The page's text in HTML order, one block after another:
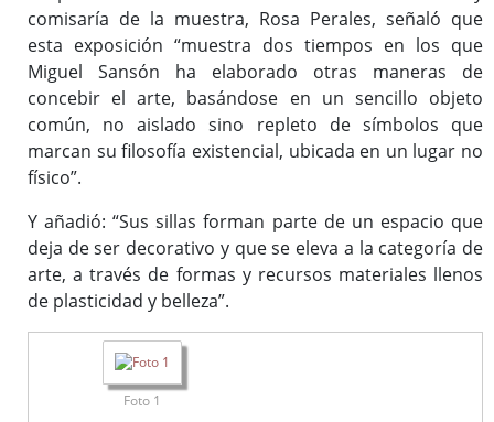
comisaría de la muestra, Rosa Perales, señaló que
esta exposición “muestra dos tiempos en los que
Miguel Sansón ha elaborado otras maneras de
concebir el arte, basándose en un sencillo objeto
común, no aislado sino repleto de símbolos que
marcan su filosofía existencial, ubicada en un lugar no
físico”.
Y añadió: “Sus sillas forman parte de un espacio que
deja de ser decorativo y que se eleva a la categoría de
arte, a través de formas y recursos materiales llenos
de plasticidad y belleza”.
Foto 1